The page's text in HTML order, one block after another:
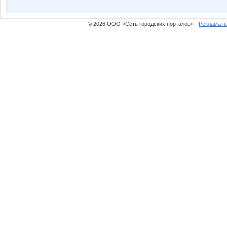
© 2026 ООО «Сеть городских порталов» · Реклама